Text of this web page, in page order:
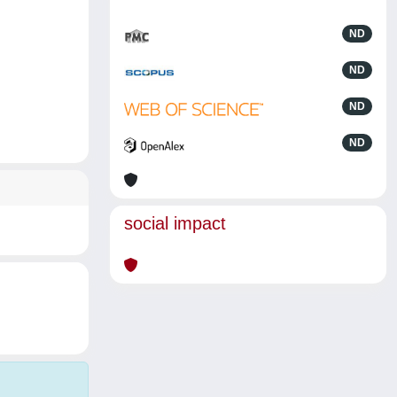
ND
ND
ND
ND
social impact